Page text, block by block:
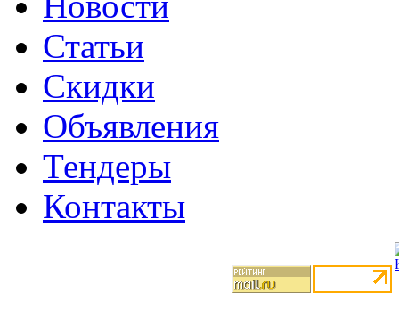
Статьи
Скидки
Объявления
Тендеры
Контакты